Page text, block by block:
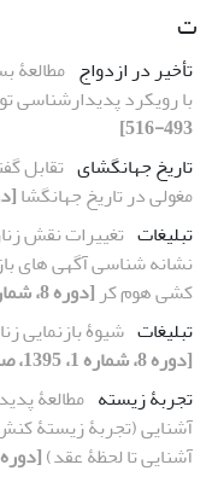
ت
تأخیر در ازدواج مطالعۀ
با رویکرد پدیدارشناسی
493-516]
تاریخ جهانگشای تقابل
مغولی در تاریخ جهانگشا[دوره 8،
تبلیغات تغییرات نقش
‏کشی هوم ‏کر [دوره 8، شماره 1، 1395، صفحه 23-44]
تبلیغات شیوۀ بازنمایی
[دوره 8، شماره 1، 1395، صفحه 83-99]
تجربۀ زیسته مطالعۀ
آشنایی (تجربۀ زیستۀ
آشنایی تا لحظۀ عقد)[دوره 8، شماره 4، 1395، صفحه 517-538]